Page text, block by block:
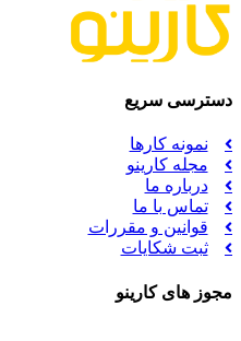
دسترسی سریع
نمونه کارها
مجله کارینو
درباره ما
تماس با ما
قوانین و مقررات
ثبت شکایات
مجوز های کارینو